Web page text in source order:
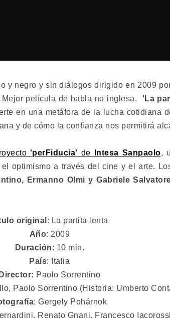
y negro y sin diálogos dirigido en 2009
película de habla no inglesa. 'La
en una metáfora de la lucha cotidiana
y de cómo la confianza nos permitirá
'perFiducia' de Intesa Sanpaolo,
optimismo a través del cine y el arte.
Ermanno Olmi y Gabriele
original : La partita lenta
Año: 2009
Duración: 10 min.
País: Italia
Director: Paolo Sorrentino
Paolo Sorrentino (Historia: Umberto
: Gergely Pohárnok
Renato Gnani, Francesco